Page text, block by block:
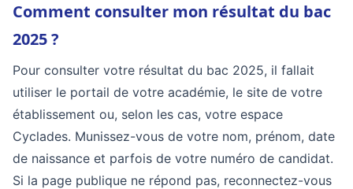
Comment consulter mon résultat du bac
2025 ?
Pour consulter votre résultat du bac 2025, il fallait
utiliser le portail de votre académie, le site de votre
établissement ou, selon les cas, votre espace
Cyclades. Munissez-vous de votre nom, prénom, date
de naissance et parfois de votre numéro de candidat.
Si la page publique ne répond pas, reconnectez-vous